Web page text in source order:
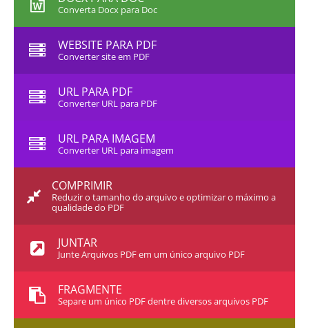
Converta Docx para Doc
WEBSITE PARA PDF
Converter site em PDF
URL PARA PDF
Converter URL para PDF
URL PARA IMAGEM
Converter URL para imagem
COMPRIMIR
Reduzir o tamanho do arquivo e optimizar o máximo a
qualidade do PDF
JUNTAR
Junte Arquivos PDF em um único arquivo PDF
FRAGMENTE
Separe um único PDF dentre diversos arquivos PDF